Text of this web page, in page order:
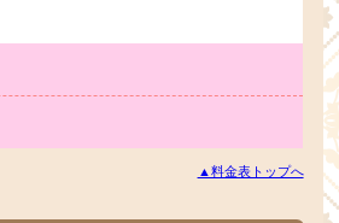
▲料金表トップへ